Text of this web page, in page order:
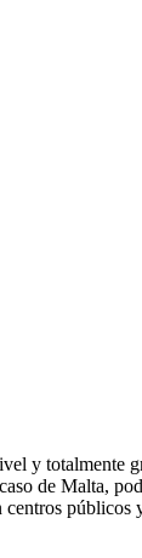
y totalmente
de Malta,
públicos